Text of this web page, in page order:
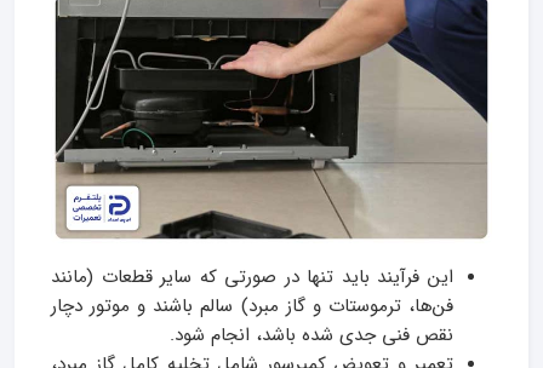
این فرآیند باید تنها در صورتی که سایر قطعات (مانند
فن‌ها، ترموستات و گاز مبرد) سالم باشند و موتور دچار
نقص فنی جدی شده باشد، انجام شود.